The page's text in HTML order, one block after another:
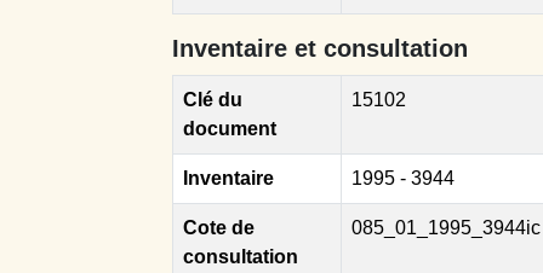
Inventaire et consultation
Clé du
document
15102
Inventaire 1995 - 3944
Cote de
consultation
085_01_1995_3944ic